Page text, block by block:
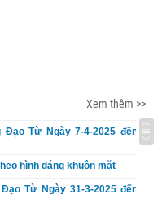
Xem thêm >>
Từ Ngày 7-4-2025 đến
hình dáng khuôn mặt
Từ Ngày 31-3-2025 đến